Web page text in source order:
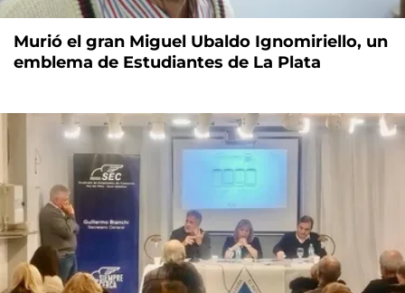
Murió el gran Miguel Ubaldo Ignomiriello, un
emblema de Estudiantes de La Plata